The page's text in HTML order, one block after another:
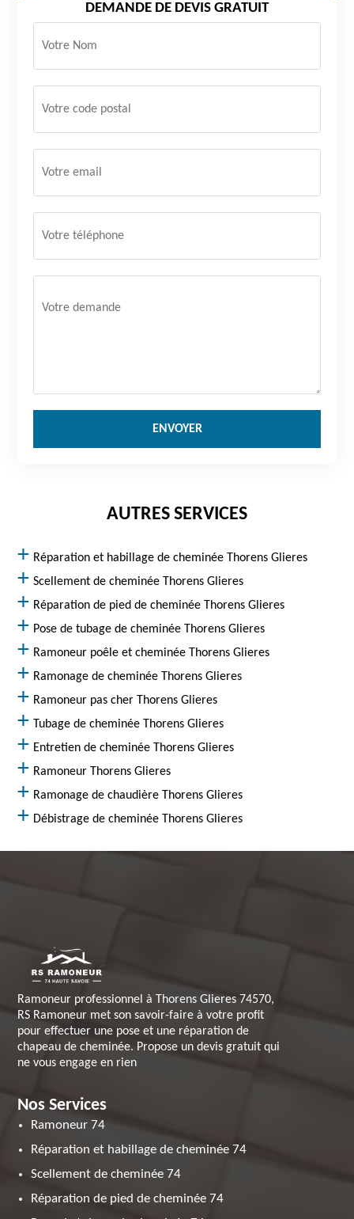
DEMANDE DE DEVIS GRATUIT
AUTRES SERVICES
Réparation et habillage de cheminée Thorens Glieres
Scellement de cheminée Thorens Glieres
Réparation de pied de cheminée Thorens Glieres
Pose de tubage de cheminée Thorens Glieres
Ramoneur poêle et cheminée Thorens Glieres
Ramonage de cheminée Thorens Glieres
Ramoneur pas cher Thorens Glieres
Tubage de cheminée Thorens Glieres
Entretien de cheminée Thorens Glieres
Ramoneur Thorens Glieres
Ramonage de chaudière Thorens Glieres
Débistrage de cheminée Thorens Glieres
Ramoneur professionnel à Thorens Glieres 74570,
RS Ramoneur met son savoir-faire à votre profit
pour effectuer une pose et une réparation de
chapeau de cheminée. Propose un devis gratuit qui
ne vous engage en rien
Nos Services
Ramoneur 74
Réparation et habillage de cheminée 74
Scellement de cheminée 74
Réparation de pied de cheminée 74